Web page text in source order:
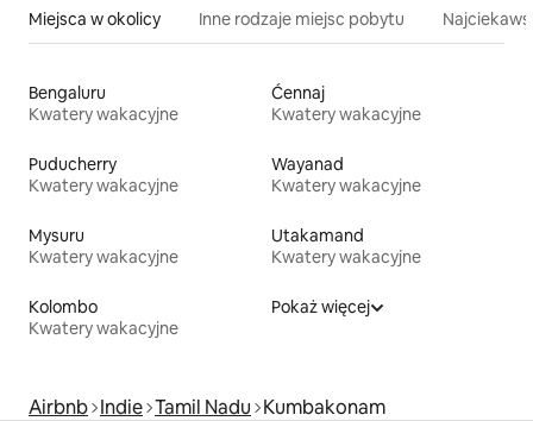
Miejsca w okolicy Inne rodzaje miejsc pobytu
Bengaluru
Kwatery wakacyjne
Ćennaj
Kwatery wakacyjne
Puducherry
Kwatery wakacyjne
Wayanad
Kwatery wakacyjne
Mysuru
Kwatery wakacyjne
Utakamand
Kwatery wakacyjne
Kolombo
Kwatery wakacyjne
Pokaż więcej
Airbnb Indie Tamil Nadu Kumbakonam